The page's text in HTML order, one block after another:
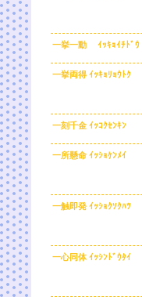
一挙一動 ｲｯｷｮｲﾁﾄﾞｳ
一挙両得 ｲｯｷｮﾘｮｳﾄｸ
一刻千金 ｲｯｺｸｾﾝｷﾝ
一所懸命 ｲｯｼｮｹﾝﾒｲ
一触即発 ｲｯｼｮｸｿｸﾊﾂ
一心同体 ｲｯｼﾝﾄﾞｳﾀｲ